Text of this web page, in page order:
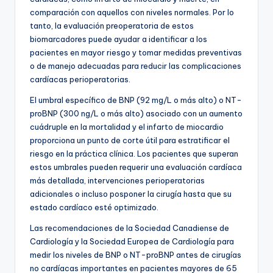
comparación con aquellos con niveles normales. Por lo
tanto, la evaluación preoperatoria de estos
biomarcadores puede ayudar a identificar a los
pacientes en mayor riesgo y tomar medidas preventivas
o de manejo adecuadas para reducir las complicaciones
cardíacas perioperatorias.
El umbral específico de BNP (92 mg/L o más alto) o NT-
proBNP (300 ng/L o más alto) asociado con un aumento
cuádruple en la mortalidad y el infarto de miocardio
proporciona un punto de corte útil para estratificar el
riesgo en la práctica clínica. Los pacientes que superan
estos umbrales pueden requerir una evaluación cardíaca
más detallada, intervenciones perioperatorias
adicionales o incluso posponer la cirugía hasta que su
estado cardíaco esté optimizado.
Las recomendaciones de la Sociedad Canadiense de
Cardiología y la Sociedad Europea de Cardiología para
medir los niveles de BNP o NT-proBNP antes de cirugías
no cardíacas importantes en pacientes mayores de 65